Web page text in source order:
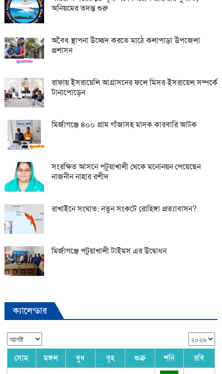
অনিয়মের তদন্ত শুরু
অবৈধ স্থাপনা উচ্ছেদ করতে মাঠে কলাপাড়া উপজেলা
প্রশাসন
রাফায় ইসরায়েলি আগ্রাসনের ফলে মিসর-ইসরায়েল সম্পর্কে
টানাপোড়েন
মির্জাগঞ্জে ৪০০ গ্রাম গাঁজাসহ মাদক কারবারি আটক
সংরক্ষিত আসনে পটুয়াখালী থেকে মনোনয়ন পেয়েছেন
নাজনীন নাহার রশীদ
রাখাইনে সংঘাত: নতুন সংকটে রোহিঙ্গা প্রত্যাবাসন?
মির্জাগঞ্জে পটুয়াখালী টাইমস এর উদ্বোধন
ক্যালেন্ডার
সোম মঙ্গল বুধ বৃহ শুক্র শনি রবি